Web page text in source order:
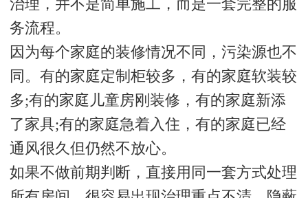
治理，并不是简单施工，而是一套完整的服
务流程。
因为每个家庭的装修情况不同，污染源也不
同。有的家庭定制柜较多，有的家庭软装较
多;有的家庭儿童房刚装修，有的家庭新添
了家具;有的家庭急着入住，有的家庭已经
通风很久但仍然不放心。
如果不做前期判断，直接用同一套方式处理